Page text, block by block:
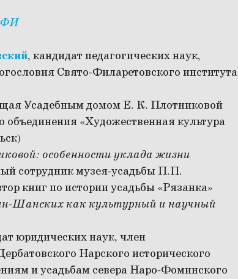
, кандидат педагогических наук,
Свято-Филаретовского института
Усадебным домом Е. К. Плотниковой
объединения «Художественная культура
особенности уклада жизни
сотрудник музея-усадьбы П.П.
книг по истории усадьбы «Рязанка»
Шанских как культурный и научный
юридических наук, член
Нарского исторического
и усадьбам севера Наро-Фоминского